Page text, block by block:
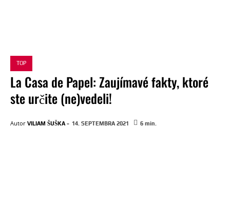
TOP
La Casa de Papel: Zaujímavé fakty, ktoré
ste určite (ne)vedeli!
Autor VILIAM ŠUŠKA - 14. SEPTEMBRA 2021 6 min.